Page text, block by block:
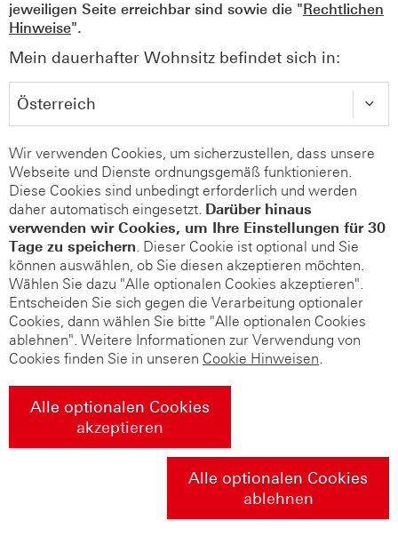
jeweiligen Seite erreichbar sind sowie die "Rechtlichen
Hinweise".
Mein dauerhafter Wohnsitz befindet sich in:
Wir verwenden Cookies, um sicherzustellen, dass unsere
Webseite und Dienste ordnungsgemäß funktionieren.
Diese Cookies sind unbedingt erforderlich und werden
daher automatisch eingesetzt. Darüber hinaus
verwenden wir Cookies, um Ihre Einstellungen für 30
Tage zu speichern. Dieser Cookie ist optional und Sie
können auswählen, ob Sie diesen akzeptieren möchten.
Wählen Sie dazu "Alle optionalen Cookies akzeptieren".
Entscheiden Sie sich gegen die Verarbeitung optionaler
Cookies, dann wählen Sie bitte "Alle optionalen Cookies
ablehnen". Weitere Informationen zur Verwendung von
Cookies finden Sie in unseren Cookie Hinweisen.
Alle optionalen Cookies
akzeptieren
Alle optionalen Cookies
ablehnen